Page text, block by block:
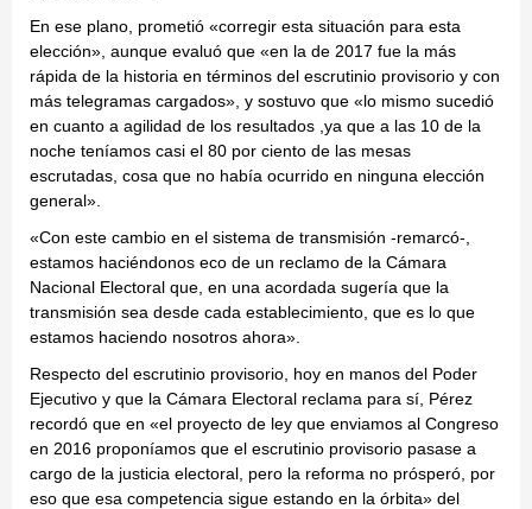
En ese plano, prometió «corregir esta situación para esta
elección», aunque evaluó que «en la de 2017 fue la más
rápida de la historia en términos del escrutinio provisorio y con
más telegramas cargados», y sostuvo que «lo mismo sucedió
en cuanto a agilidad de los resultados ,ya que a las 10 de la
noche teníamos casi el 80 por ciento de las mesas
escrutadas, cosa que no había ocurrido en ninguna elección
general».
«Con este cambio en el sistema de transmisión -remarcó-,
estamos haciéndonos eco de un reclamo de la Cámara
Nacional Electoral que, en una acordada sugería que la
transmisión sea desde cada establecimiento, que es lo que
estamos haciendo nosotros ahora».
Respecto del escrutinio provisorio, hoy en manos del Poder
Ejecutivo y que la Cámara Electoral reclama para sí, Pérez
recordó que en «el proyecto de ley que enviamos al Congreso
en 2016 proponíamos que el escrutinio provisorio pasase a
cargo de la justicia electoral, pero la reforma no prósperó, por
eso que esa competencia sigue estando en la órbita» del